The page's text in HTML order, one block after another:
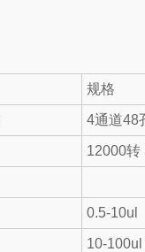
规格
4通道48
12000转
0.5-10ul
10-100ul